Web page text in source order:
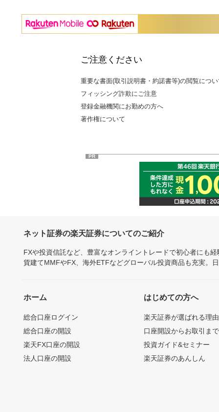
ご注意ください
重要な書面(取引説明書・約諾書等)の閲覧につ
フィッシング詐欺にご注意
登録金融機関にお勤めの方へ
著作権について
PR
ネット証券の楽天証券についてのご紹介
FXや投資信託など、豊富なオンライントレードで初心者にも
貨建てMMFやFX、海外ETFなどグローバル投資商品も充実。
ホーム
総合口座ログイン
総合口座の開設
楽天FX口座の開設
法人口座の開設
はじめての方へ
楽天証券が選ばれる理由
口座開設からお取引ま
投資ガイド&セミナー
楽天証券のあんしん